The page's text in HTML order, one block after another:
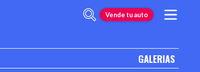
Vende tu auto
GALERIAS